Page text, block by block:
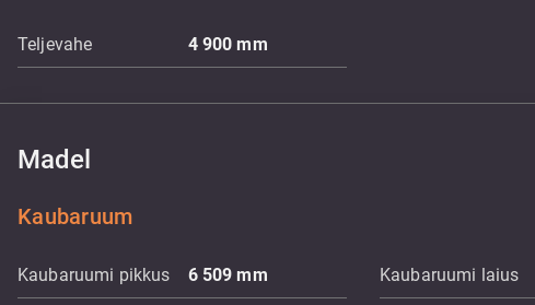
Teljevahe 4 900mm
Madel
Kaubaruum
Kaubaruumi pikkus 6 509mm Kaubaruumi laius